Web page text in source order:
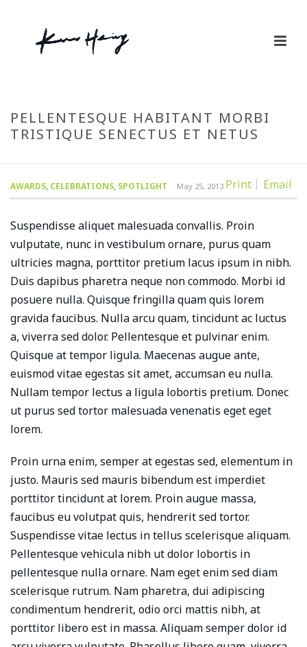
PELLENTESQUE HABITANT MORBI
TRISTIQUE SENECTUS ET NETUS
Print Email
AWARDS, CELEBRATIONS, SPOTLIGHT May 25, 2013
Suspendisse aliquet malesuada convallis. Proin
vulputate, nunc in vestibulum ornare, purus quam
ultricies magna, porttitor pretium lacus ipsum in nibh.
Duis dapibus pharetra neque non commodo. Morbi id
posuere nulla. Quisque fringilla quam quis lorem
gravida faucibus. Nulla arcu quam, tincidunt ac luctus
a, viverra sed dolor. Pellentesque et pulvinar enim.
Quisque at tempor ligula. Maecenas augue ante,
euismod vitae egestas sit amet, accumsan eu nulla.
Nullam tempor lectus a ligula lobortis pretium. Donec
ut purus sed tortor malesuada venenatis eget eget
lorem.
Proin urna enim, semper at egestas sed, elementum in
justo. Mauris sed mauris bibendum est imperdiet
porttitor tincidunt at lorem. Proin augue massa,
faucibus eu volutpat quis, hendrerit sed tortor.
Suspendisse vitae lectus in tellus scelerisque aliquam.
Pellentesque vehicula nibh ut dolor lobortis in
pellentesque nulla ornare. Nam eget enim sed diam
scelerisque rutrum. Nam pharetra, dui adipiscing
condimentum hendrerit, odio orci mattis nibh, at
porttitor libero est in massa. Aliquam semper dolor id